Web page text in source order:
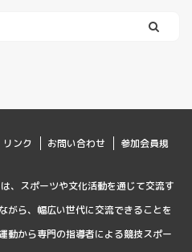
リンク お問い合わせ
参加会員規
、スポーツや文化活動を通じて交流す
がら、幅広い世代に交流できることを
動から専門の指導者による競技スポー